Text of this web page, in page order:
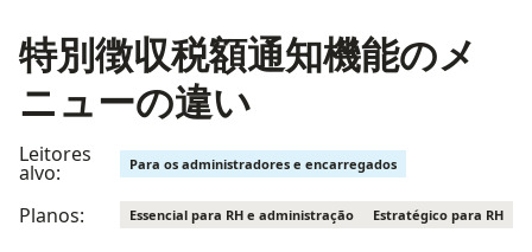
特別徴収税額通知機能のメ
ニューの違い
Leitores
alvo: Para os administradores e encarregados
Planos: Essencial para RH e administração Estratégico para RH